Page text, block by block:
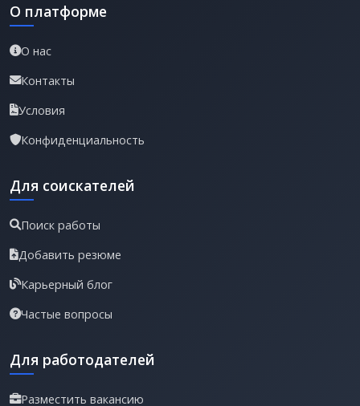
О платформе
О нас
Контакты
Условия
Конфиденциальность
Для соискателей
Поиск работы
Добавить резюме
Карьерный блог
Частые вопросы
Для работодателей
Разместить вакансию